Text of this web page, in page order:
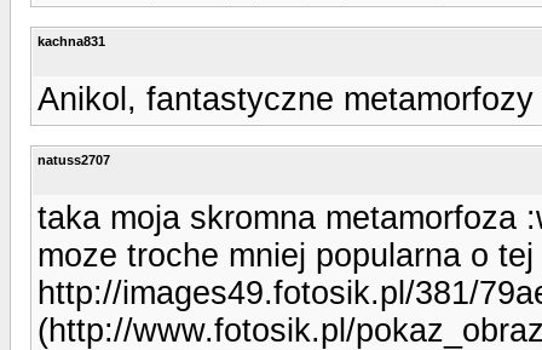
kachna831
Anikol, fantastyczne
natuss2707
taka moja skromna metamorfoza
moze troche mniej popularna o
http://images49.fotosik.pl/381/
(http://www.fotosik.pl/